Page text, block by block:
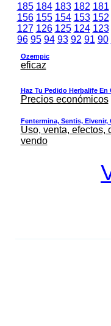
185 184 183 182 181
156 155 154 153 152
127 126 125 124 123
96 95 94 93 92 91 90
Ozempic
eficaz
Haz Tu Pedido Herbalife En
Precios económicos
Fentermina, Sentis, Elvenir,
Uso, venta, efectos,
vendo